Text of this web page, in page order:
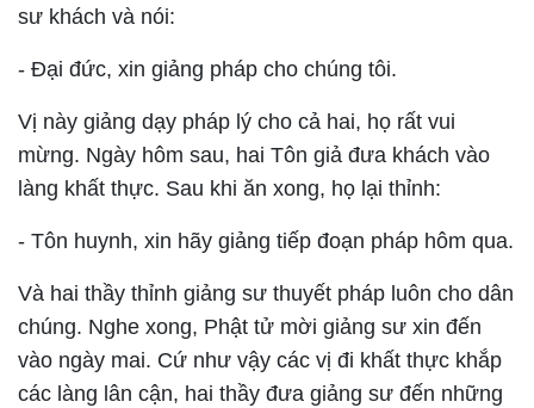
sư khách và nói:
- Ðại đức, xin giảng pháp cho chúng tôi.
Vị này giảng dạy pháp lý cho cả hai, họ rất vui
mừng. Ngày hôm sau, hai Tôn giả đưa khách vào
làng khất thực. Sau khi ăn xong, họ lại thỉnh:
- Tôn huynh, xin hãy giảng tiếp đoạn pháp hôm qua.
Và hai thầy thỉnh giảng sư thuyết pháp luôn cho dân
chúng. Nghe xong, Phật tử mời giảng sư xin đến
vào ngày mai. Cứ như vậy các vị đi khất thực khắp
các làng lân cận, hai thầy đưa giảng sư đến những